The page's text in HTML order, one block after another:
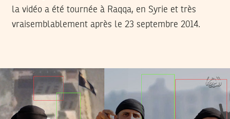
la vidéo a été tournée à Raqqa, en Syrie et très
vraisemblablement après le 23 septembre 2014.